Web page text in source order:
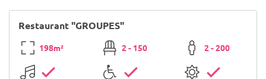
Restaurant "GROUPES"
198m² 2 - 150 2 - 200